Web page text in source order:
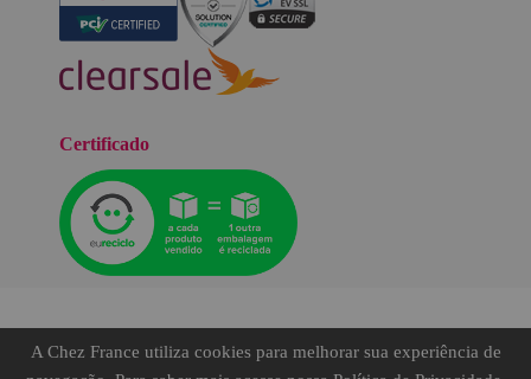
A Chez France utiliza cookies para melhorar sua experiência de
Certificado
©TODOS OS DIREITOS RESERVADOS.